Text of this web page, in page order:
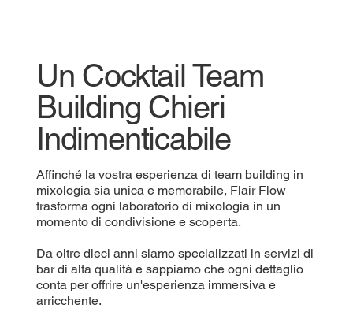
Un Cocktail Team
Building Chieri
Indimenticabile
Affinché la vostra esperienza di team building in
mixologia sia unica e memorabile, Flair Flow
trasforma ogni laboratorio di mixologia in un
momento di condivisione e scoperta.
Da oltre dieci anni siamo specializzati in servizi di
bar di alta qualità e sappiamo che ogni dettaglio
conta per offrire un'esperienza immersiva e
arricchente.